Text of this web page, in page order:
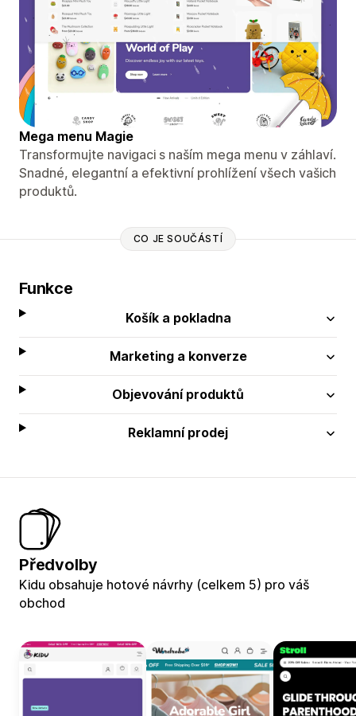
Mega menu Magie
Transformujte navigaci s naším mega menu v záhlaví.
Snadné, elegantní a efektivní prohlížení všech vašich
produktů.
CO JE SOUČÁSTÍ
Funkce
Košík a pokladna
Marketing a konverze
Objevování produktů
Reklamní prodej
Předvolby
Kidu obsahuje hotové návrhy (celkem 5) pro váš
obchod